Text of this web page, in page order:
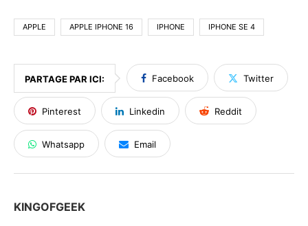
APPLE APPLE IPHONE 16 IPHONE IPHONE SE 4
PARTAGE PAR ICI: Facebook Twitter
Pinterest Linkedin Reddit
Whatsapp Email
KINGOFGEEK